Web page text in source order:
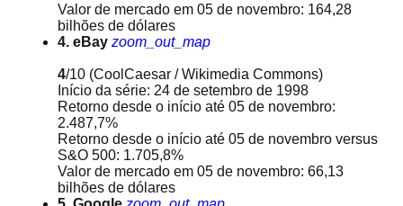
Valor de mercado em 05 de novembro: 164,28
bilhões de dólares
4. eBay zoom_out_map
4/10 (CoolCaesar / Wikimedia Commons)
Início da série: 24 de setembro de 1998
Retorno desde o início até 05 de novembro:
2.487,7%
Retorno desde o início até 05 de novembro versus
S&O 500: 1.705,8%
Valor de mercado em 05 de novembro: 66,13
bilhões de dólares